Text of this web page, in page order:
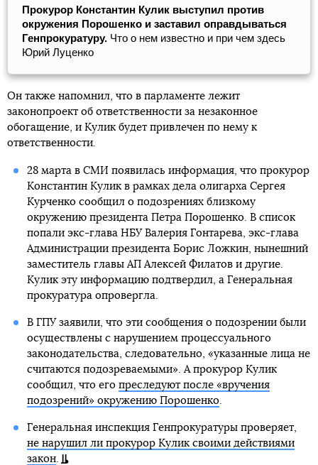
Прокурор Константин Кулик выступил против
окружения Порошенко и заставил оправдываться
Генпрокуратуру. Что о нем известно и при чем здесь
Юрий Луценко
Он также напомнил, что в парламенте лежит
законопроект об ответственности за незаконное
обогащение, и Кулик будет привлечен по нему к
ответственности.
28 марта в СМИ появилась информация, что прокурор
Константин Кулик в рамках дела олигарха Сергея
Курченко сообщил о подозрениях близкому
окружению президента Петра Порошенко. В список
попали экс-глава НБУ Валерия Гонтарева, экс-глава
Администрации президента Борис Ложкин, нынешний
заместитель главы АП Алексей Филатов и другие.
Кулик эту информацию подтвердил, а Генеральная
прокуратура опровергла.
В ГПУ заявили, что эти сообщения о подозрении были
осуществлены с нарушением процессуального
законодательства, следовательно, «указанные лица не
считаются подозреваемыми». А прокурор Кулик
сообщил, что его преследуют после «вручения
подозрений» окружению Порошенко.
Генеральная инспекция Генпрокуратуры проверяет,
не нарушил ли прокурор Кулик своими действиями
закон.